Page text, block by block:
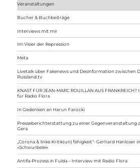
Veranstaltungen
Bücher & Buchbeiträge
Interviews mit mir
Im Visier der Repression
Meta
Livetalk über Fakenews und Desinformation zwischen
Russland.tv
KNAST FÜR JEAN-MARC ROUILLAN AUS
für Radio Flora
In Gedenken an Harun Farocki
Presseberichterstattung zu einer Gegenveranstaltung
Gera
„Corona & linke Kritik(un) fähigkeit“- Gerhard Hanloser
»Schwurbelei«
Antifa-Prozess in Fulda – Interview mit Radio Flora